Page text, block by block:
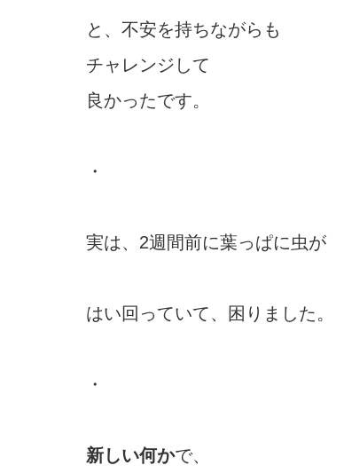
と、不安を持ちながらも
チャレンジして
良かったです。
・
実は、2週間前に葉っぱに虫が
はい回っていて、困りました。
・
新しい何かで、